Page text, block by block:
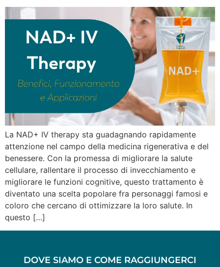
La NAD+ IV therapy sta guadagnando rapidamente
attenzione nel campo della medicina rigenerativa e del
benessere. Con la promessa di migliorare la salute
cellulare, rallentare il processo di invecchiamento e
migliorare le funzioni cognitive, questo trattamento è
diventato una scelta popolare fra personaggi famosi e
coloro che cercano di ottimizzare la loro salute. In
questo […]
DOVE SIAMO E COME RAGGIUNGERCI